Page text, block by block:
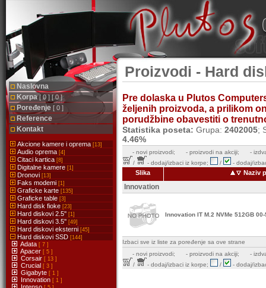
Naslovna
Korpa[ 0 ] [ 0 ]
Poređenje [ 0 ]
Reference
Kontakt
Akcione kamere i oprema [13]
Audio oprema [4]
Citaci kartica [8]
Digitalne kamere [1]
Dronovi [13]
Faks modemi [1]
Graficke karte [135]
Graficke table [3]
Hard disk fioke [23]
Hard diskovi 2.5'' [1]
Hard diskovi 3.5'' [49]
Hard diskovi eksterni [45]
Hard diskovi SSD [144]
Adata [ 7 ]
Apacer [ 5 ]
Corsair [ 13 ]
Crucial [ 3 ]
Gigabyte [ 1 ]
Innovation [ 1 ]
Proizvodi - Hard
Pre dolaska u Plutos
željenih proizvoda, a prilikom
porudžbine obavestiti o
Statistika poseta: Grupa: 2402005;
4.46%
- novi proizvodi; - proizvodi na akciji;
-
/
- dodaj/izbaci iz korpe; / - dodaj/
Slika Naziv
Innovation
Innovation IT M.2 NVMe 512GB 00-
Izbaci sve iz liste za poređenje sa ove strane
- novi proizvodi; - proizvodi na akciji;
-
/
- dodaj/izbaci iz korpe; / - dodaj/